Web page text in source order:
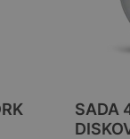
SADA